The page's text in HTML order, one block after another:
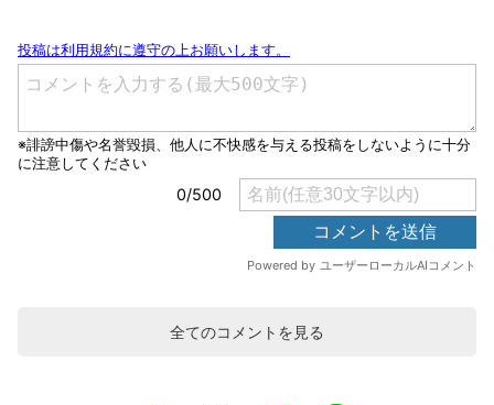
全てのコメントを見る